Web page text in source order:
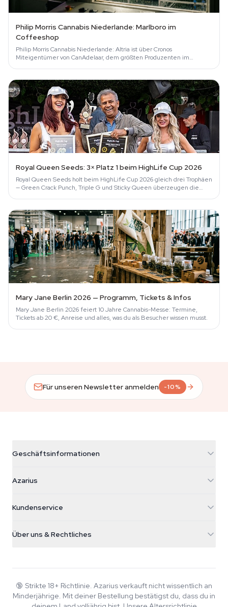
Philip Morris Cannabis Niederlande: Marlboro im
Coffeeshop
Philip Morris Cannabis Niederlande: Altria ist über Cronos
Miteigentümer von CanAdelaar, dem größten Produzenten im
Royal Queen Seeds: 3× Platz 1 beim HighLife Cup 2026
Royal Queen Seeds holt beim HighLife Cup 2026 gleich drei Trophäen
— Green Crack Punch, Triple G und Sticky Queen überzeugen die
Mary Jane Berlin 2026 — Programm, Tickets & Infos
Mary Jane Berlin 2026 feiert 10 Jahre Cannabis-Messe: Termine,
Tickets ab 20 €, Anreise und alles, was du als Besucher wissen musst.
Für unseren Newsletter anmelden -10%
Geschäftsinformationen
Galvaniweg 11
Nederland
+31(0)204897914
Azarius
Smokeshop
Kundenservice
FAQ
Datenschutzrichtlinie
Über uns & Rechtliches
Wiki
Blog
Autoren
🔞 Strikte 18+ Richtlinie. Azarius verkauft nicht wissentlich an
Minderjährige. Mit deiner Bestellung bestätigst du, dass du in